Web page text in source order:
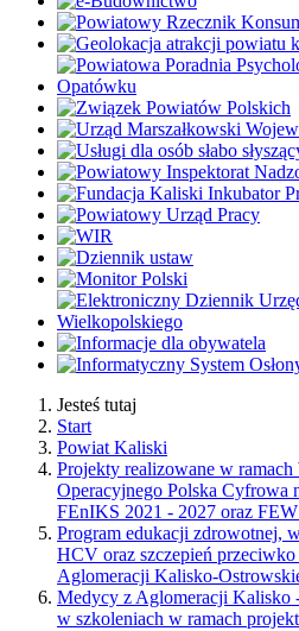
Jesteś tutaj
Start
Powiat Kaliski
Projekty realizowane w
Operacyjnego Polska Cyfrowa
FEnIKS 2021 - 2027 oraz
Program edukacji zdrowotnej,
HCV oraz szczepień
Aglomeracji Kalisko-
Medycy z Aglomeracji Kalisko
w szkoleniach w ramach